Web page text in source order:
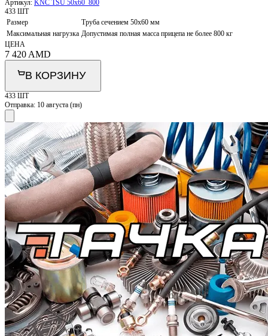
Артикул: KNC TSU 50x60_800
433 ШТ
Размер
Труба сечением 50х60 мм
Максимальная нагрузка Допустимая полная масса прицепа не более 800 кг
ЦЕНА
7 420 AMD
В КОРЗИНУ
433 ШТ
Отправка: 10 августа (пн)